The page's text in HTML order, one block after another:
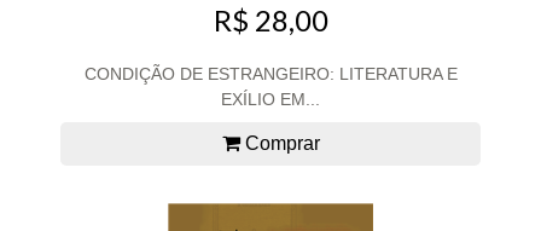
R$ 28,00
CONDIÇÃO DE ESTRANGEIRO: LITERATURA E
EXÍLIO EM...
Comprar